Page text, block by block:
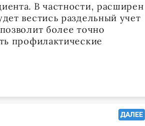
В частности, расширен
вестись раздельный учет
более точно
профилактические
ДАЛЕЕ